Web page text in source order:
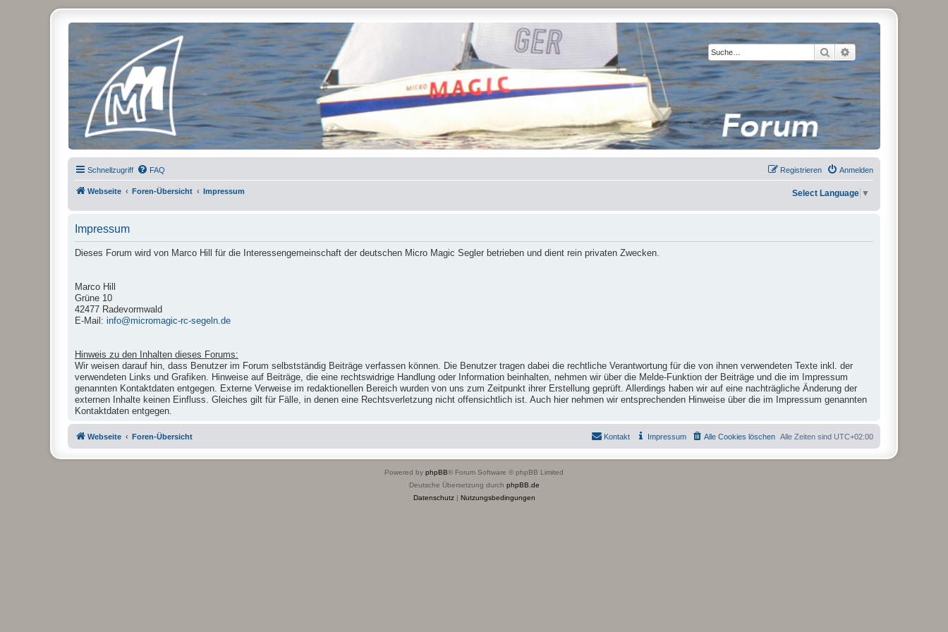
Suche Erweiterte Suche
Micro Magic Forum Deutschland
Schnellzugriff FAQ Anmelden
Registrieren
Webseite Foren-Übersicht Impressum Select Language ▼
Impressum
Dieses Forum wird von Marco Hill für die Interessengemeinschaft der deutschen Micro Magic Segler betrieben und dient rein privaten Zwecken.
Marco Hill
Grüne 10
42477 Radevormwald
E-Mail: info@micromagic-rc-segeln.de
Hinweis zu den Inhalten dieses Forums:
Wir weisen darauf hin, dass Benutzer im Forum selbstständig Beiträge verfassen können. Die Benutzer tragen dabei die rechtliche Verantwortung für die von ihnen verwendeten Texte inkl. der
verwendeten Links und Grafiken. Hinweise auf Beiträge, die eine rechtswidrige Handlung oder Information beinhalten, nehmen wir über die Melde-Funktion der Beiträge und die im Impressum
genannten Kontaktdaten entgegen. Externe Verweise im redaktionellen Bereich wurden von uns zum Zeitpunkt ihrer Erstellung geprüft. Allerdings haben wir auf eine nachträgliche Änderung der
externen Inhalte keinen Einfluss. Gleiches gilt für Fälle, in denen eine Rechtsverletzung nicht offensichtlich ist. Auch hier nehmen wir entsprechenden Hinweise über die im Impressum genannten
Kontaktdaten entgegen.
Webseite Foren-Übersicht Alle Zeiten sind UTC+02:00
Alle Cookies löschen
Impressum
Kontakt
Powered by phpBB® Forum Software © phpBB Limited
Deutsche Übersetzung durch phpBB.de
Datenschutz| Nutzungsbedingungen